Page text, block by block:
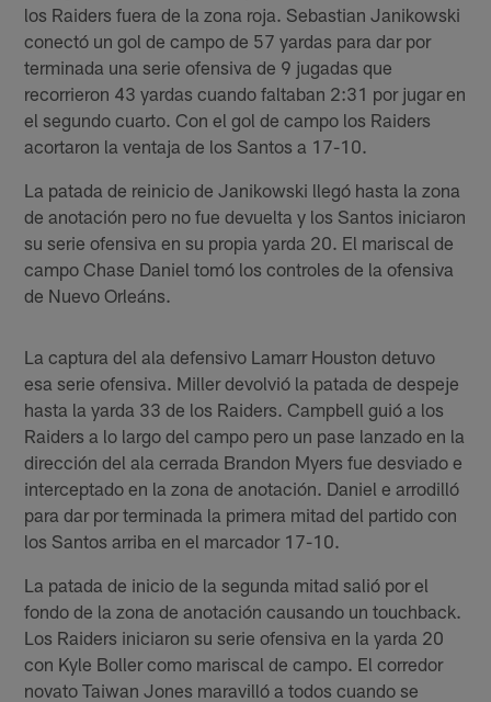
los Raiders fuera de la zona roja. Sebastian Janikowski
conectó un gol de campo de 57 yardas para dar por
terminada una serie ofensiva de 9 jugadas que
recorrieron 43 yardas cuando faltaban 2:31 por jugar en
el segundo cuarto. Con el gol de campo los Raiders
acortaron la ventaja de los Santos a 17-10.
La patada de reinicio de Janikowski llegó hasta la zona
de anotación pero no fue devuelta y los Santos iniciaron
su serie ofensiva en su propia yarda 20. El mariscal de
campo Chase Daniel tomó los controles de la ofensiva
de Nuevo Orleáns.
La captura del ala defensivo Lamarr Houston detuvo
esa serie ofensiva. Miller devolvió la patada de despeje
hasta la yarda 33 de los Raiders. Campbell guió a los
Raiders a lo largo del campo pero un pase lanzado en la
dirección del ala cerrada Brandon Myers fue desviado e
interceptado en la zona de anotación. Daniel e arrodilló
para dar por terminada la primera mitad del partido con
los Santos arriba en el marcador 17-10.
La patada de inicio de la segunda mitad salió por el
fondo de la zona de anotación causando un touchback.
Los Raiders iniciaron su serie ofensiva en la yarda 20
con Kyle Boller como mariscal de campo. El corredor
novato Taiwan Jones maravilló a todos cuando se